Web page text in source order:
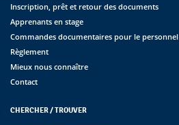
Inscription, prêt et retour des documents
Apprenants en stage
Commandes documentaires pour le personnel
Règlement
Mieux nous connaître
Contact
CHERCHER / TROUVER